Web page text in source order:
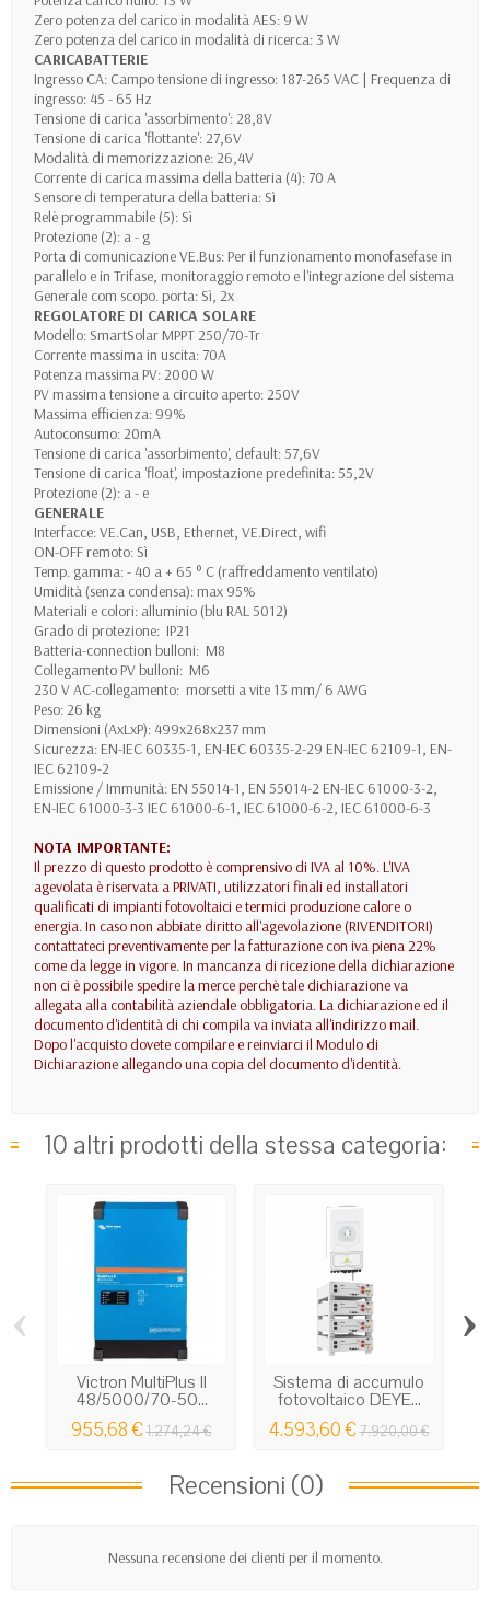
Zero potenza del carico in modalità AES: 9 W
Zero potenza del carico in modalità di ricerca: 3 W
CARICABATTERIE
Ingresso CA: Campo tensione di ingresso: 187-265 VAC | Frequenza di
ingresso: 45 - 65 Hz
Tensione di carica 'assorbimento': 28,8V
Tensione di carica 'flottante': 27,6V
Modalità di memorizzazione: 26,4V
Corrente di carica massima della batteria (4): 70 A
Sensore di temperatura della batteria: Sì
Relè programmabile (5): Sì
Protezione (2): a - g
Porta di comunicazione VE.Bus: Per il funzionamento monofasefase in
parallelo e in Trifase, monitoraggio remoto e l'integrazione del sistema
Generale com scopo. porta: Sì, 2x
REGOLATORE DI CARICA SOLARE
Modello: SmartSolar MPPT 250/70-Tr
Corrente massima in uscita: 70A
Potenza massima PV: 2000 W
PV massima tensione a circuito aperto: 250V
Massima efficienza: 99%
Autoconsumo: 20mA
Tensione di carica 'assorbimento', default: 57,6V
Tensione di carica 'float', impostazione predefinita: 55,2V
Protezione (2): a - e
GENERALE
Interfacce: VE.Can, USB, Ethernet, VE.Direct, wifi
ON-OFF remoto: Sì
Temp. gamma: - 40 a + 65 ° C (raffreddamento ventilato)
Umidità (senza condensa): max 95%
Materiali e colori: alluminio (blu RAL 5012)
Grado di protezione: IP21
Batteria-connection bulloni: M8
Collegamento PV bulloni: M6
230 V AC-collegamento: morsetti a vite 13 mm/ 6 AWG
Peso: 26 kg
Dimensioni (AxLxP): 499x268x237 mm
Sicurezza: EN-IEC 60335-1, EN-IEC 60335-2-29 EN-IEC 62109-1, EN-
IEC 62109-2
Emissione / Immunità: EN 55014-1, EN 55014-2 EN-IEC 61000-3-2,
EN-IEC 61000-3-3 IEC 61000-6-1, IEC 61000-6-2, IEC 61000-6-3
NOTA IMPORTANTE:
Il prezzo di questo prodotto è comprensivo di IVA al 10%. L'IVA
agevolata è riservata a PRIVATI, utilizzatori finali ed installatori
qualificati di impianti fotovoltaici e termici produzione calore o
energia. In caso non abbiate diritto all'agevolazione (RIVENDITORI)
contattateci preventivamente per la fatturazione con iva piena 22%
come da legge in vigore. In mancanza di ricezione della dichiarazione
non ci è possibile spedire la merce perchè tale dichiarazione va
allegata alla contabilità aziendale obbligatoria. La dichiarazione ed il
documento d'identità di chi compila va inviata all'indirizzo mail.
Dopo l'acquisto dovete compilare e reinviarci il Modulo di
Dichiarazione allegando una copia del documento d'identità.
10 altri prodotti della stessa categoria:
Victron MultiPlus II
48/5000/70-50...
955,68 €1.274,24 €
Sistema di accumulo
fotovoltaico DEYE...
4.593,60 €7.920,00 €
‹ ›
Recensioni (0)
Nessuna recensione dei clienti per il momento.